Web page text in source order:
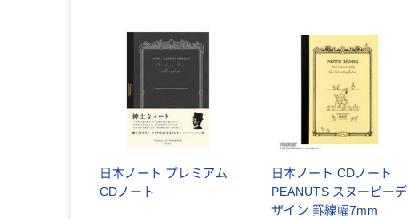
日本ノート プレミアム
CDノート
日本ノート CDノート
PEANUTS スヌーピーデ
ザイン 罫線幅7mm